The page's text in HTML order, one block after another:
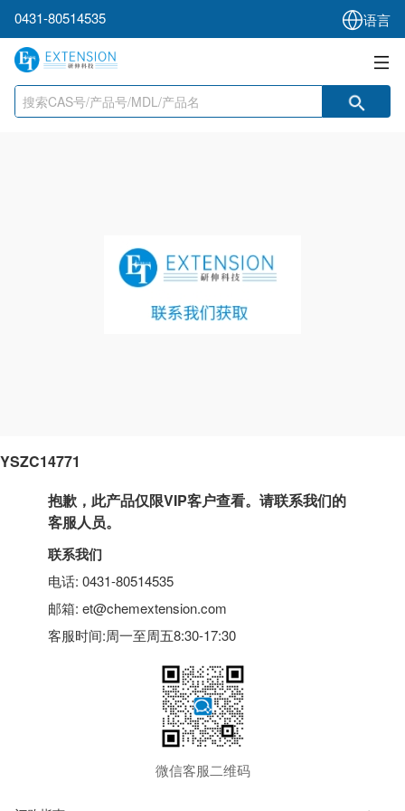
0431-80514535 语言
YSZC14771
抱歉，此产品仅限VIP客户查看。请联系我们的
客服人员。
联系我们
电话: 0431-80514535
邮箱: et@chemextension.com
客服时间:周一至周五8:30-17:30
微信客服二维码